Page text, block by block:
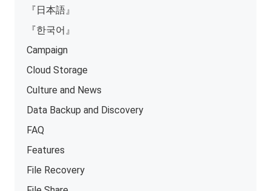
『日本語』
『한국어』
Campaign
Cloud Storage
Culture and News
Data Backup and Discovery
FAQ
Features
File Recovery